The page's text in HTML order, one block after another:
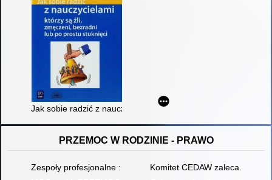
Jak sobie radzić z nauczycielami którzy są źli, zmęczeni,
PRZEMOC W RODZINIE - PRAWO
Zespoły profesjonalne : procedura "Niebieskie Karty"
Komitet CEDAW zaleca... :